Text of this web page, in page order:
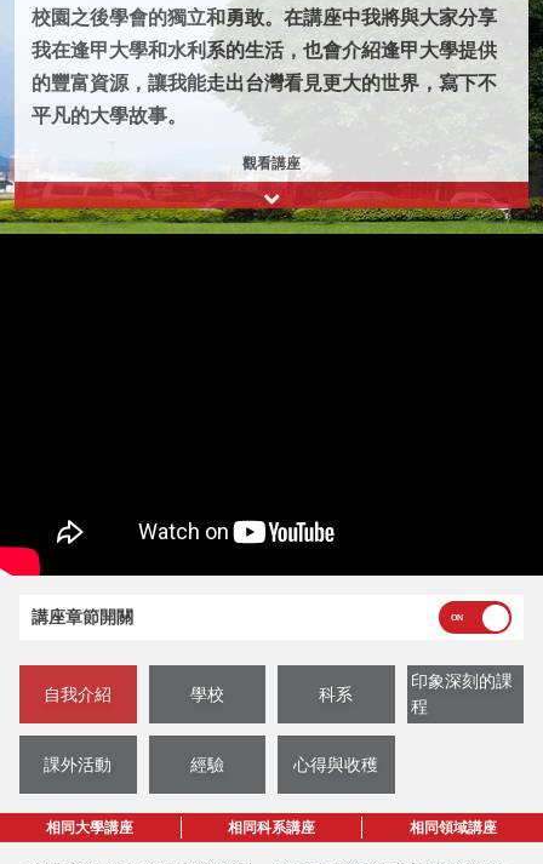
校園之後學會的獨立和勇敢。在講座中我將與大家分享
我在逢甲大學和水利系的生活，也會介紹逢甲大學提供
的豐富資源，讓我能走出台灣看見更大的世界，寫下不
平凡的大學故事。
觀看講座
講座章節開關
自我介紹 學校 科系
印象深刻的課
程
課外活動 經驗 心得與收穫
相同大學講座 相同科系講座 相同領域講座